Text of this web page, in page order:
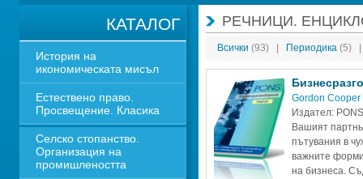
КАТАЛОГ
История на
икономическата мисъл
Естествено право.
Просвещение. Класика
Селско стопанство.
Организация на
промишлеността
РЕЧНИЦИ.
Всички (93) Периодика (5)
Gordon Cooper
Издател: PONS
Вашият
пътувания в
важните
на бизнеса.